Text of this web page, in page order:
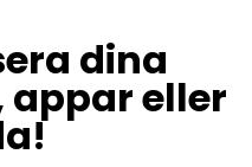
dina
eller